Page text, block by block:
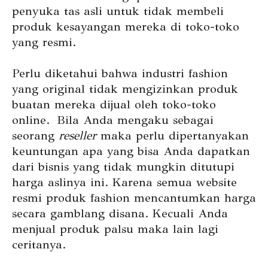
penyuka tas asli untuk tidak membeli
produk kesayangan mereka di toko-toko
yang resmi.
Perlu diketahui bahwa industri fashion
yang original tidak mengizinkan produk
buatan mereka dijual oleh toko-toko
online. Bila Anda mengaku sebagai
seorang resellermaka perlu dipertanyakan
keuntungan apa yang bisa Anda dapatkan
dari bisnis yang tidak mungkin ditutupi
harga aslinya ini. Karena semua website
resmi produk fashion mencantumkan harga
secara gamblang disana. Kecuali Anda
menjual produk palsu maka lain lagi
ceritanya.